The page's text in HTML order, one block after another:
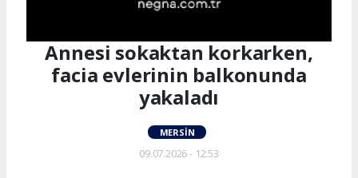
Annesi sokaktan korkarken,
facia evlerinin balkonunda
yakaladı
MERSIN
09.07.2026 - 12:53